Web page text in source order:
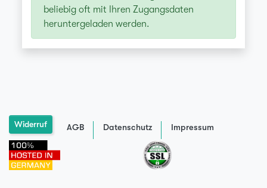
beliebig oft mit Ihren Zugangsdaten
heruntergeladen werden.
Widerruf AGB Datenschutz Impressum